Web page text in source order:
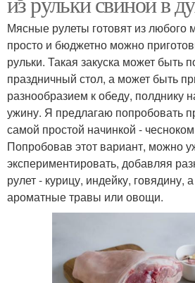
Мясные рулеты готовят из любого
просто и бюджетно можно
рульки. Такая закуска может быть
праздничный стол, а может быть
разнообразием к обеду, полднику
ужину. Я предлагаю попробовать
самой простой начинкой -
Попробовав этот вариант, можно
экспериментировать, добавляя
рулет - курицу, индейку, говядину,
ароматные травы или овощи.